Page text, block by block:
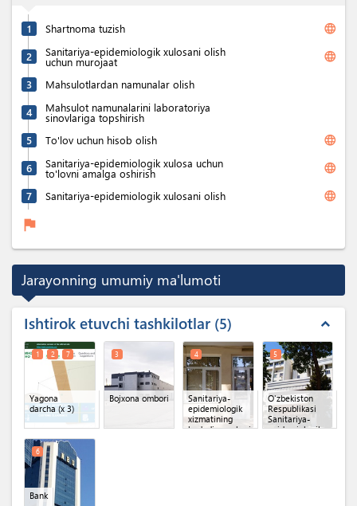
1 Shartnoma tuzish language
2 Sanitariya-epidemiologik xulosani olish
uchun murojaat language
3 Mahsulotlardan namunalar olish
4 Mahsulot namunalarini laboratoriya
sinovlariga topshirish
5
To'lov uchun hisob olish language
6 Sanitariya-epidemiologik xulosa uchun
to'lovni amalga oshirish language
7 Sanitariya-epidemiologik xulosani olish language
flag
Jarayonning umumiy ma'lumoti
Ishtirok etuvchi tashkilotlar 5 expand_less
Yagona
darcha (x 3)
1 2 7
Bojxona ombori
3
Sanitariya-
epidemiologik
xizmatining
hududiy markazi
4
O'zbekiston
Respublikasi
Sanitariya-
epidemiologik
5
Bank
6